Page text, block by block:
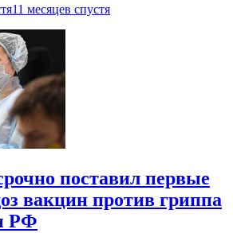
11 месяцев спустя
поставил первые
вакцин против гриппа
РФ